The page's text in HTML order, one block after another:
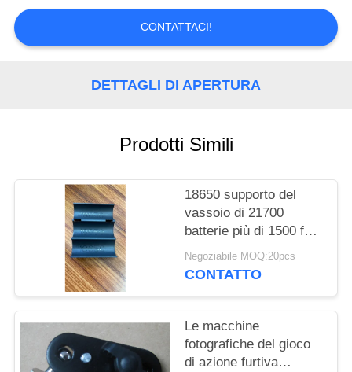
NOTIZIE
MAPPA
POLITICA
SULLA
PRIVACY
CONTATTACI!
DETTAGLI DI APERTURA
Prodotti Simili
18650 supporto del
vassoio di 21700
batterie più di 1500 foto
hanno inviato la visione
notturna che cerca gli
del gioco della
macchina fotografica
Negoziabile MOQ:20pcs
CONTATTO
Le macchine
fotografiche del gioco
di azione furtiva